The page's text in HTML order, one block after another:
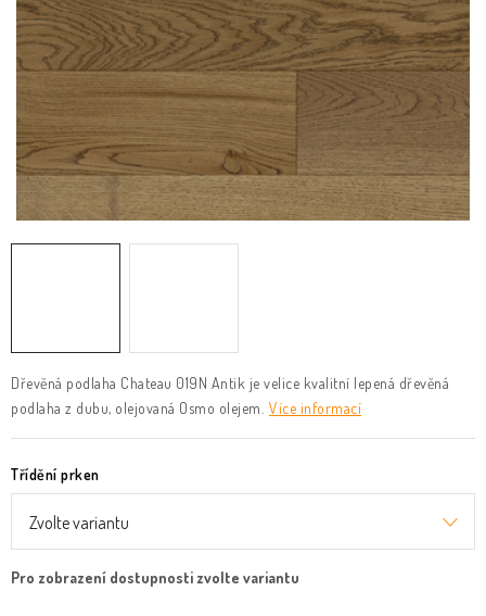
B2B REALIZACE Kontakty O nás
Proč s námi
Vrácení, výměna zboží
Obchodní podmínky
Reklamační řád
Posuzování Jakosti
GDPR FAQ
Dřevěná podlaha Chateau 019N Antik je velice kvalitní lepená dřevěná
podlaha z dubu, olejovaná Osmo olejem. Více informací
Třídění prken